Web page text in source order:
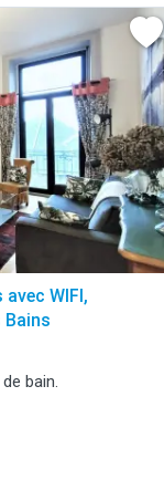
WIFI,
Bains
bain.